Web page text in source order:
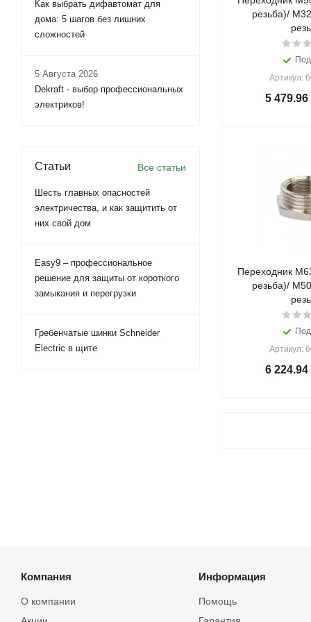
резьба)/
Артикул:
5 479.96
Переходник
резьба)/
Артикул:
6 224.94
Как выбрать дифавтомат для
дома: 5 шагов без лишних
сложностей
5 Августа 2026
Dekraft - выбор профессиональных
электриков!
Статьи Все статьи
Шесть главных опасностей
электричества, и как защитить от
них свой дом
Easy9 – профессиональное
решение для защиты от короткого
замыкания и перегрузки
Гребенчатые шинки Schneider
Electric в щите
Компания
О компании
Информация
Помощь